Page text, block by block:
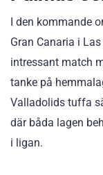
I den kommande
Gran Canaria i
intressant match
tanke på
Valladolids tuffa
där båda lagen
i ligan.